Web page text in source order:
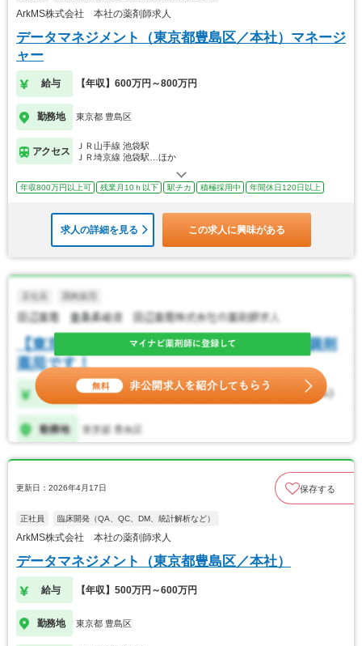
ArkMS株式会社 本社の薬剤師求人
データマネジメント（東京都豊島区／本社）マネージ
ャー
給与 【年収】600万円～800万円
勤務地 東京都 豊島区
アクセス
ＪＲ山手線 池袋駅
ＪＲ埼京線 池袋駅…ほか
年収800万円以上可 残業月10ｈ以下 駅チカ 積極採用中 年間休日120日以上
求人の詳細を見る この求人に興味がある
更新日：2026年4月17日 保存する
正社員 臨床開発（QA、QC、DM、統計解析など）
ArkMS株式会社 本社の薬剤師求人
データマネジメント（東京都豊島区／本社）
給与 【年収】500万円～600万円
勤務地 東京都 豊島区